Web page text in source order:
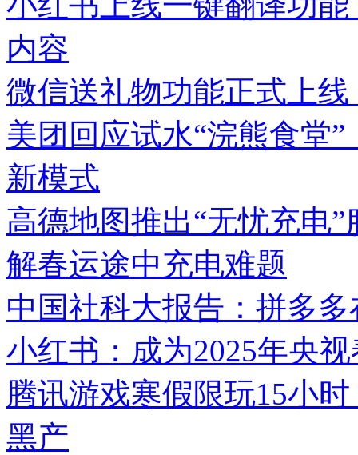
内容
微信送礼物功能正式上
美团回应试水“浣熊食堂
新模式
高德地图推出“无忧充电
解春运途中充电难题
中国社科大报告：拼多
小红书：成为2025年央
腾讯游戏寒假限玩15小
黑产